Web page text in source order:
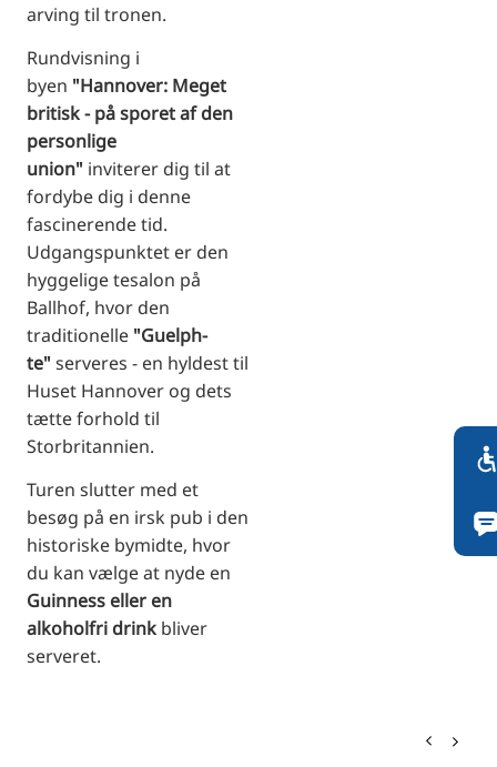
arving til tronen.
Rundvisning i
byen "Hannover: Meget
britisk - på sporet af den
personlige
union" inviterer dig til at
fordybe dig i denne
fascinerende tid.
Udgangspunktet er den
hyggelige tesalon på
Ballhof, hvor den
traditionelle "Guelph-
te"serveres - en hyldest til
Huset Hannover og dets
tætte forhold til
Storbritannien.
Turen slutter med et
besøg på en irsk pub i den
historiske bymidte, hvor
du kan vælge at nyde en
Guinness eller en
alkoholfri drink bliver
serveret.